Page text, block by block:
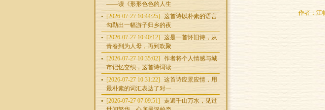
——读《形形色色的人生
[2026-07-27 10:44:25]
这首诗以朴素的语言
勾勒出一幅游子归乡的夜
[2026-07-27 10:40:12]
这是一首怀旧诗，从
青春到为人母，再到欢聚
[2026-07-27 10:35:02]
作者将个人情感与城
市记忆交织，这首诗词读
[2026-07-27 10:31:22]
这首诗应景应情，用
最朴素的词汇表达了对一
[2026-07-27 07:09:51]
走遍千山万水，见过
作者：江